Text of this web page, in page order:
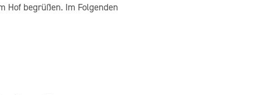
Hof begrüßen. Im Folgenden